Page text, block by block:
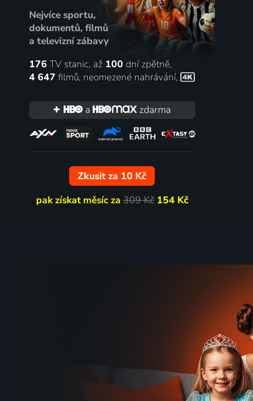
Nejvíce sportu,
dokumentů, filmů
a televizní zábavy
176 TV stanic, až 100 dní zpětně,
4 647 filmů, neomezené nahrávání,
a zdarma
Zkusit za 10 Kč
pak získat měsíc za309 Kč 154 Kč